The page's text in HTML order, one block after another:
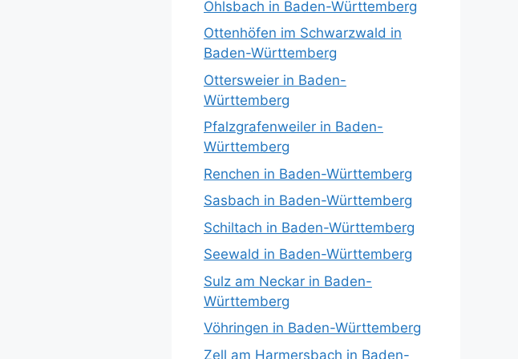
Ohlsbach in Baden-Württemberg
Ottenhöfen im Schwarzwald in
Baden-Württemberg
Ottersweier in Baden-
Württemberg
Pfalzgrafenweiler in Baden-
Württemberg
Renchen in Baden-Württemberg
Sasbach in Baden-Württemberg
Schiltach in Baden-Württemberg
Seewald in Baden-Württemberg
Sulz am Neckar in Baden-
Württemberg
Vöhringen in Baden-Württemberg
Zell am Harmersbach in Baden-